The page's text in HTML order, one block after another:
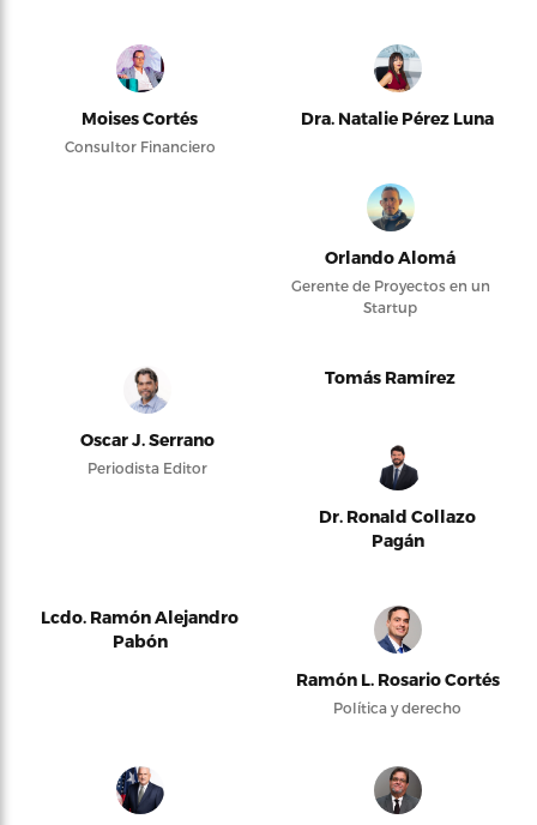
Moises Cortés
Consultor Financiero
Dra. Natalie Pérez Luna
Orlando Alomá
Gerente de Proyectos en un
Startup
Oscar J. Serrano
Periodista Editor
Tomás Ramírez
Dr. Ronald Collazo
Pagán
Lcdo. Ramón Alejandro
Pabón
Ramón L. Rosario Cortés
Política y derecho